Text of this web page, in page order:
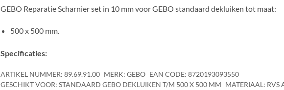
GEBO Reparatie Scharnier set in 10 mm voor GEBO standaard dekluiken tot maat:
500 x 500 mm.
Specificaties:
ARTIKEL NUMMER: 89.69.91.00 MERK: GEBO EAN CODE: 8720193093550
GESCHIKT VOOR: STANDAARD GEBO DEKLUIKEN T/M 500 X 500 MM
MATERIAAL: RVS